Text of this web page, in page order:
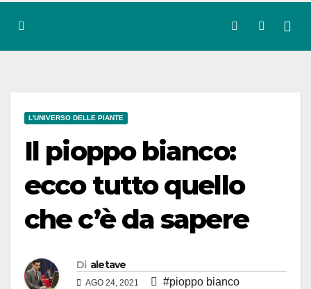
L'UNIVERSO DELLE PIANTE
Il pioppo bianco:
ecco tutto quello
che c’è da sapere
Di aletave
AGO 24, 2021 #pioppo bianco